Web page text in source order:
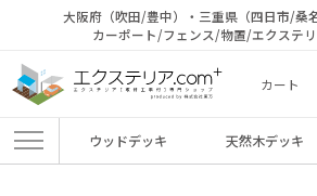
大阪府（吹田/豊中）・三重県（四日市/桑
カーポート/フェンス/物置/エクステ
カート
ウッドデッキ 天然木デッキ